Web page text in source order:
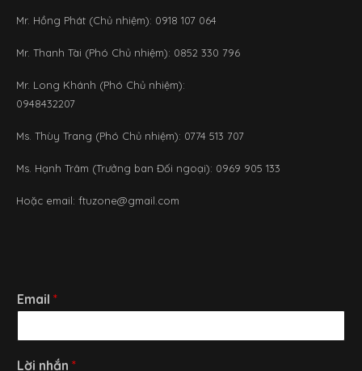
Mr. Hồng Phát (Chủ nhiệm): 0918 107 064
Mr. Thanh Tài (Phó Chủ nhiệm): 0852 330 796
Mr. Long Khánh (Phó Chủ nhiệm):
0948432207
Ms. Thùy Trang (Phó Chủ nhiệm): 0774 513 707
Ms. Hạnh Trâm (Trưởng ban Đối ngoại): 0969 905 133
Hoặc email: ftuzone@gmail.com
Email *
Lời nhắn *